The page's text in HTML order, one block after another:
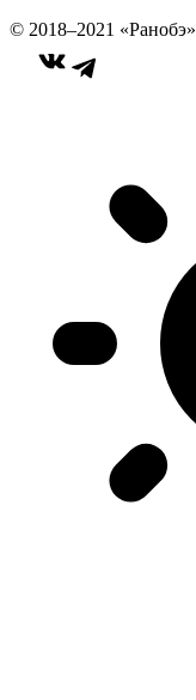
© 2018–2021 «Ранобэ»